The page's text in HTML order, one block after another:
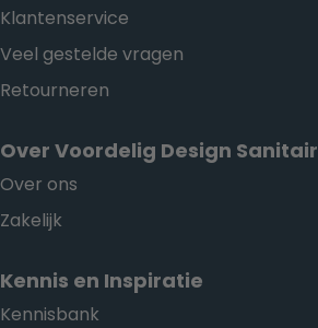
Klantenservice
Veel gestelde vragen
Retourneren
Over Voordelig Design Sanitair
Over ons
Zakelijk
Kennis en Inspiratie
Kennisbank